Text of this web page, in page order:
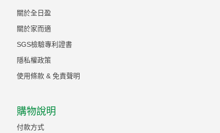
關於全日盈
關於家而適
SGS檢驗專利證書
隱私權政策
使用條款 & 免責聲明
購物說明
付款方式